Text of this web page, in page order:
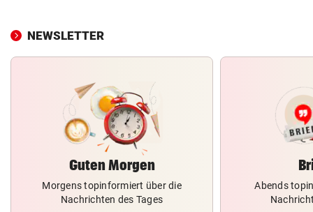
NEWSLETTER
Guten Morgen
Morgens topinformiert über die
Nachrichten des Tages
Abends